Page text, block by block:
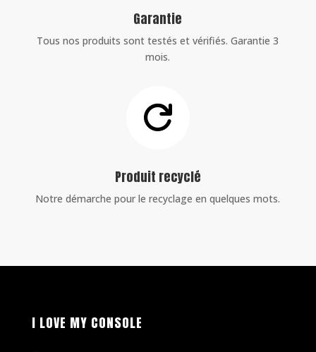
Garantie
Tous nos produits sont testés et vérifiés. Garantie 3
mois.

Produit recyclé
Notre démarche pour le recyclage en quelques mots.
I LOVE MY CONSOLE